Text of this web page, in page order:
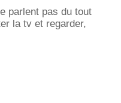
parlent pas du tout
la tv et regarder,